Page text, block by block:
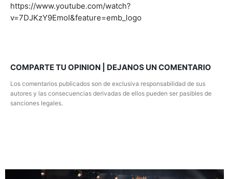
https://www.youtube.com/watch?
v=7DJKzY9EmoI&feature=emb_logo
COMPARTE TU OPINION | DEJANOS UN COMENTARIO
Los comentarios publicados son de exclusiva responsabilidad de sus
autores y las consecuencias derivadas de ellos pueden ser pasibles de
sanciones legales.